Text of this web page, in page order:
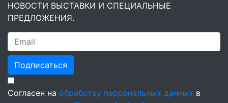
НОВОСТИ ВЫСТАВКИ И СПЕЦИАЛЬНЫЕ
ПРЕДЛОЖЕНИЯ.
Подписаться
Согласен на обработку персональных данных в